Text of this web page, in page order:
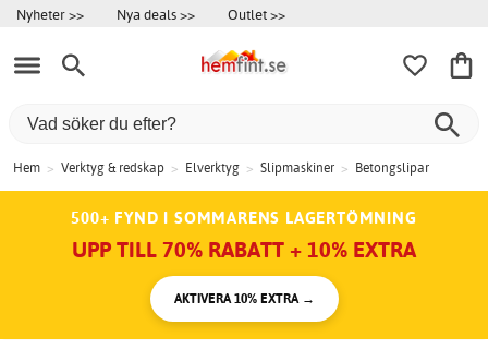
Nyheter >> Nya deals >> Outlet >>
Hem > Verktyg & redskap > Elverktyg > Slipmaskiner > Betongslipar
500+ FYND I SOMMARENS LAGERTÖMNING
UPP TILL 70% RABATT + 10% EXTRA
AKTIVERA 10% EXTRA →